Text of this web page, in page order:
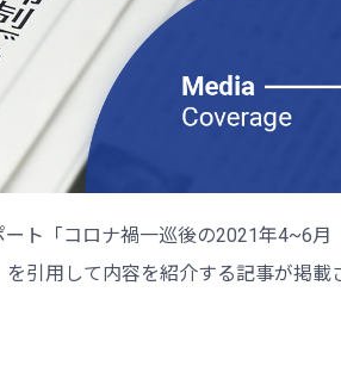
ト「コロナ禍一巡後の2021年4~6月
引用して内容を紹介する記事が掲載